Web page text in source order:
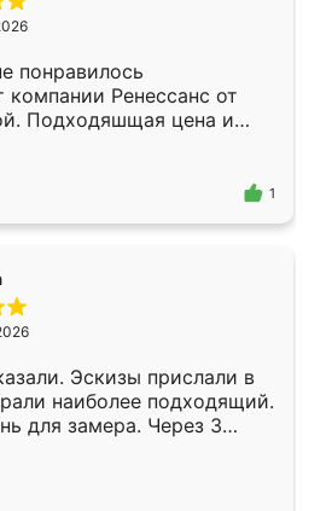
понравилось
компании Ренессанс от
Подходяшщая цена и
Приехавший
Владислав
эскизу самый
1
Эскизы прислали в
наиболее подходящий.
для замера. Через 3
уже готова. Остались
Спасибо Ренессанс
работу!